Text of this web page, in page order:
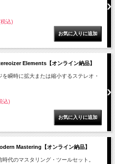
込)
Elements【オンライン納品】
を瞬時に拡大または縮小するステレオ・
込)
Mastering【オンライン納品】
時代のマスタリング・ツールセット。